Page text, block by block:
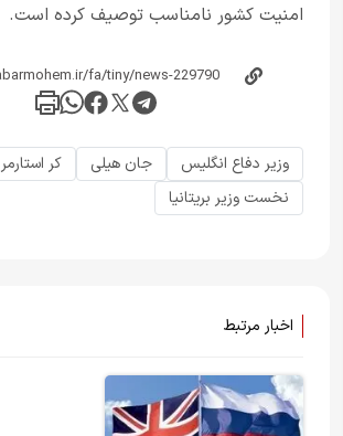
امنیت کشور نامناسب توصیف کرده است.
وزیر دفاع انگلیس جان هیلی
کر استارمر
نخست وزیر بریتانیا
اخبار مرتبط